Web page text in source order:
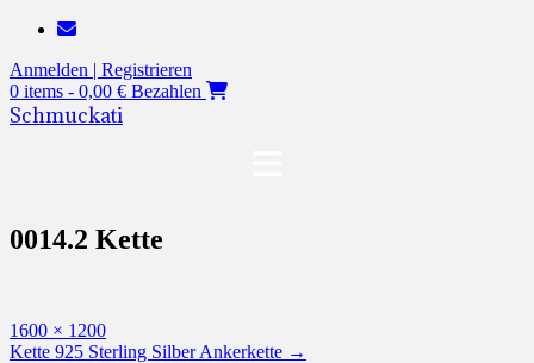
Zum
springen
Anmelden | Registrieren
0 items - 0,00 € Bezahlen
Schmuckati
0014.2 Kette
Originalgröße
1600 × 1200
Beitragsnavigation
Kette 925 Sterling Silber Ankerkette →